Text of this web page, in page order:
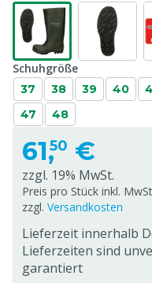
Schuhgröße
37 38 39 40
47
48
61,50 €
zzgl. 19% MwSt.
Preis pro Stück inkl.
zzgl. Versandkosten
Lieferzeit innerhalb
Lieferzeiten sind
garantiert